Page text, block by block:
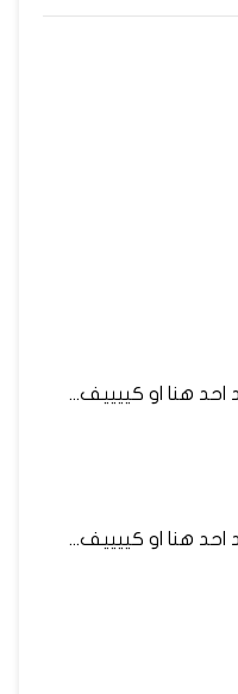
احد هنا او كييييف...
احد هنا او كييييف...